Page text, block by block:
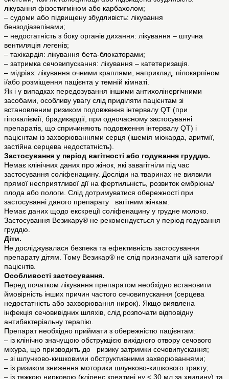
лікування фізостигміном або карбахолом;
– судоми або підвищену збудливість: лікування
бензодіазепінами;
– недостатність з боку органів дихання: лікування – штучна
вентиляція легенів;
– тахікардія: лікування бета-блокаторами;
– затримка сечовипускання: лікування – катетеризація.
– мідріаз: лікування очними краплями, наприклад, пілокарпіном
і/або розміщення пацієнта у темній кімнаті.
Як і у випадках передозування іншими антихолінергічними
засобами, особливу увагу слід приділяти пацієнтам зі
встановленим ризиком подовження інтервалу QT (при
гіпокаліємії, брадикардії, при одночасному застосуванні
препаратів, що спричиняють подовження інтервалу QT) і
пацієнтам із захворюваннями серця (ішемія міокарда, аритмії,
застійна серцева недостатність).
Застосування у період вагітності або годування груддю.
Немає клінічних даних про жінок, які завагітніли під час
застосування соліфенацину. Досліди на тваринах не виявили
прямої несприятливої дії на фертильність, розвиток ембріона/
плода або пологи. Слід дотримуватися обережності при
застосуванні даного препарату вагітним жінкам.
Немає даних щодо екскреції соліфенацину у грудне молоко.
Застосування Везикару® не рекомендується у період годування
груддю.
Діти.
Не досліджувалася безпека та ефективність застосування
препарату дітям. Тому Везикар® не слід призначати цій категорії
пацієнтів.
Особливості застосування.
Перед початком лікування препаратом необхідно встановити
ймовірність інших причин частого сечовипускання (серцева
недостатність або захворювання нирок). Якщо виявлена
інфекція сечовивідних шляхів, слід розпочати відповідну
антибактеріальну терапію.
Препарат необхідно приймати з обережністю пацієнтам:
– із клінічно значущою обструкцією вихідного отвору сечового
міхура, що призводить до ризику затримки сечовипускання;
– зі шлунково-кишковими обструктивними захворюваннями;
– із ризиком зниження моторики шлунково-кишкового тракту;
– із тяжкою нирковою (кліренс креатині ну < 30 мл за хвилину) та